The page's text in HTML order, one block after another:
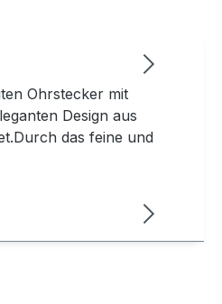
Ohrstecker mit
Design aus
das feine und